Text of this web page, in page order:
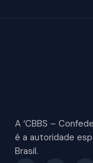
A ‘CBBS –
é a autoridade
Brasil.